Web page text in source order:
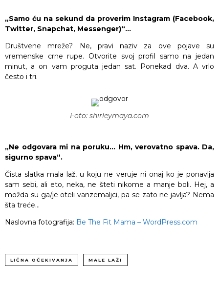
„Samo ću na sekund da proverim Instagram (Facebook,
Twitter, Snapchat, Messenger)“…
Društvene mreže? Ne, pravi naziv za ove pojave su
vremenske crne rupe. Otvorite svoj profil samo na jedan
minut, a on vam proguta jedan sat. Ponekad dva. A vrlo
često i tri.
Foto: shirleymaya.com
„Ne odgovara mi na poruku… Hm, verovatno spava. Da,
sigurno spava“.
Čista slatka mala laž, u koju ne veruje ni onaj ko je ponavlja
sam sebi, ali eto, neka, ne šteti nikome a manje boli. Hej, a
možda su ga/je oteli vanzemaljci, pa se zato ne javlja? Nema
šta treće…
Naslovna fotografija: Be The Fit Mama – WordPress.com
LIČNA OČEKIVANJA MALE LAŽI